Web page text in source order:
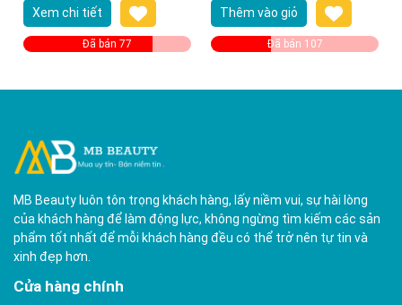
Xem chi tiết
Đã bán 77
Sensitive Skin
Thêm vào giỏ
Đã bán 107
MB Beauty luôn tôn trọng khách hàng, lấy niềm vui, sự hài lòng
của khách hàng để làm động lực, không ngừng tìm kiếm các sản
phẩm tốt nhất để mỗi khách hàng đều có thể trở nên tự tin và
xinh đẹp hơn.
Cửa hàng chính